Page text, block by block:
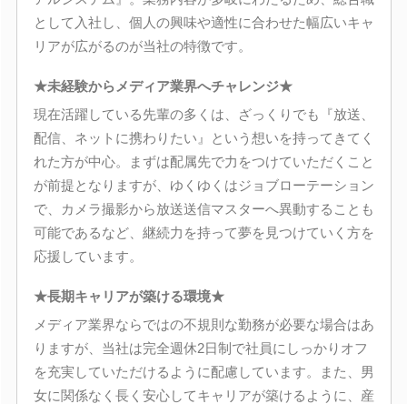
として入社し、個人の興味や適性に合わせた幅広いキャ
リアが広がるのが当社の特徴です。
★未経験からメディア業界へチャレンジ★
現在活躍している先輩の多くは、ざっくりでも『放送、
配信、ネットに携わりたい』という想いを持ってきてく
れた方が中心。まずは配属先で力をつけていただくこと
が前提となりますが、ゆくゆくはジョブローテーション
で、カメラ撮影から放送送信マスターへ異動することも
可能であるなど、継続力を持って夢を見つけていく方を
応援しています。
★長期キャリアが築ける環境★
メディア業界ならではの不規則な勤務が必要な場合はあ
りますが、当社は完全週休2日制で社員にしっかりオフ
を充実していただけるように配慮しています。また、男
女に関係なく長く安心してキャリアが築けるように、産